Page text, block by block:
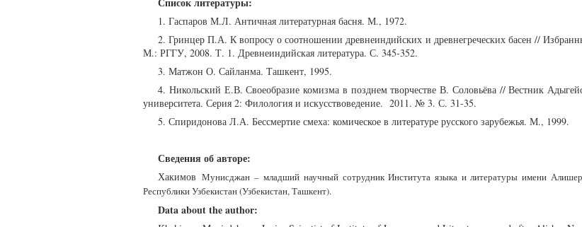
1. Гаспаров М.Л. Античная литературная басня. М., 1972.
2. Гринцер П.А. К вопросу о соотношении древнеиндийских и древнегреческих басен //
М.: РГГУ, 2008. Т. 1. Древнеиндийская литература. С. 345-352.
3. Матжон О. Сайланма. Ташкент, 1995.
4. Никольский Е.В. Своеобразие комизма в позднем творчестве В. Соловьёва // Вестник
университета. Серия 2: Филология и искусствоведение. 2011. № 3. С. 31-35.
5. Спиридонова Л.А. Бессмертие смеха: комическое в литературе русского зарубежья. М., 1999.
Сведения об авторе:
Хакимов Мунисджан – младший научный сотрудник Института языка и литературы имени
Республики Узбекистан (Узбекистан, Ташкент).
Data about the author: